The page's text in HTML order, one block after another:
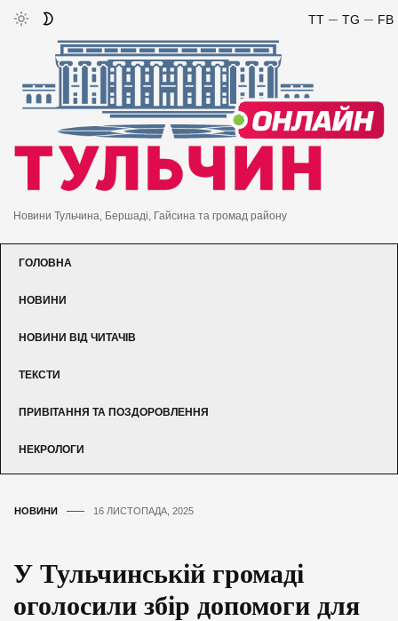
FB
TG
TT
Новини Тульчина, Бершаді, Гайсина та громад району
ГОЛОВНА
НОВИНИ
НОВИНИ ВІД ЧИТАЧІВ
ТЕКСТИ
ПРИВІТАННЯ ТА ПОЗДОРОВЛЕННЯ
НЕКРОЛОГИ
НОВИНИ 16 ЛИСТОПАДА, 2025
У Тульчинській громаді
оголосили збір допомоги для